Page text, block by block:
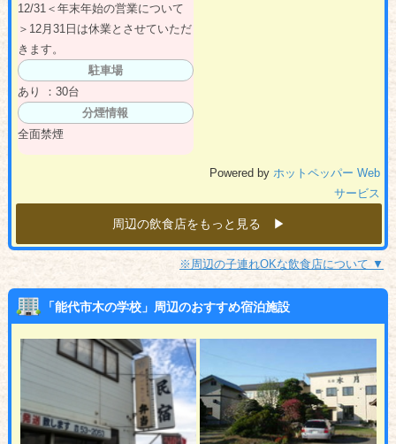
12/31＜年末年始の営業について
＞12月31日は休業とさせていただ
きます。
駐車場
あり ：30台
分煙情報
全面禁煙
Powered by ホットペッパー Web
サービス
周辺の飲食店をもっと見る ▶︎
※周辺の子連れOKな飲食店について ▼
「能代市木の学校」周辺のおすすめ宿泊施設